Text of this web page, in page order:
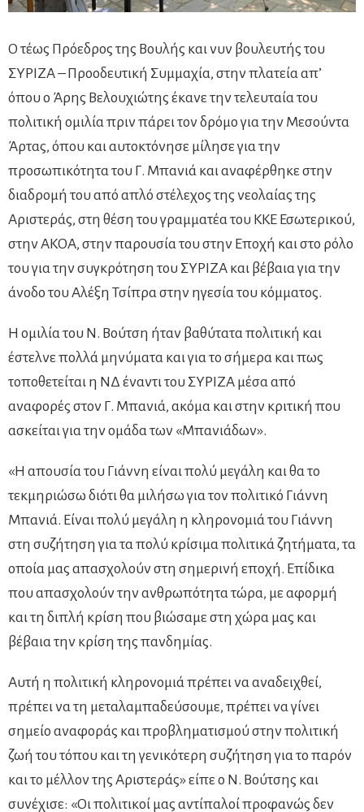
Ο τέως Πρόεδρος της Βουλής και νυν βουλευτής του
ΣΥΡΙΖΑ – Προοδευτική Συμμαχία, στην πλατεία απ’
όπου ο Άρης Βελουχιώτης έκανε την τελευταία του
πολιτική ομιλία πριν πάρει τον δρόμο για την Μεσούντα
Άρτας, όπου και αυτοκτόνησε μίλησε για την
προσωπικότητα του Γ. Μπανιά και αναφέρθηκε στην
διαδρομή του από απλό στέλεχος της νεολαίας της
Αριστεράς, στη θέση του γραμματέα του ΚΚΕ Εσωτερικού,
στην ΑΚΟΑ, στην παρουσία του στην Εποχή και στο ρόλο
του για την συγκρότηση του ΣΥΡΙΖΑ και βέβαια για την
άνοδο του Αλέξη Τσίπρα στην ηγεσία του κόμματος.
Η ομιλία του Ν. Βούτση ήταν βαθύτατα πολιτική και
έστελνε πολλά μηνύματα και για το σήμερα και πως
τοποθετείται η ΝΔ έναντι του ΣΥΡΙΖΑ μέσα από
αναφορές στον Γ. Μπανιά, ακόμα και στην κριτική που
ασκείται για την ομάδα των «Μπανιάδων».
«Η απουσία του Γιάννη είναι πολύ μεγάλη και θα το
τεκμηριώσω διότι θα μιλήσω για τον πολιτικό Γιάννη
Μπανιά. Είναι πολύ μεγάλη η κληρονομιά του Γιάννη
στη συζήτηση για τα πολύ κρίσιμα πολιτικά ζητήματα, τα
οποία μας απασχολούν στη σημερινή εποχή. Επίδικα
που απασχολούν την ανθρωπότητα τώρα, με αφορμή
και τη διπλή κρίση που βιώσαμε στη χώρα μας και
βέβαια την κρίση της πανδημίας.
Αυτή η πολιτική κληρονομιά πρέπει να αναδειχθεί,
πρέπει να τη μεταλαμπαδεύσουμε, πρέπει να γίνει
σημείο αναφοράς και προβληματισμού στην πολιτική
ζωή του τόπου και τη γενικότερη συζήτηση για το παρόν
και το μέλλον της Αριστεράς» είπε ο Ν. Βούτσης και
συνέχισε: «Οι πολιτικοί μας αντίπαλοί προφανώς δεν